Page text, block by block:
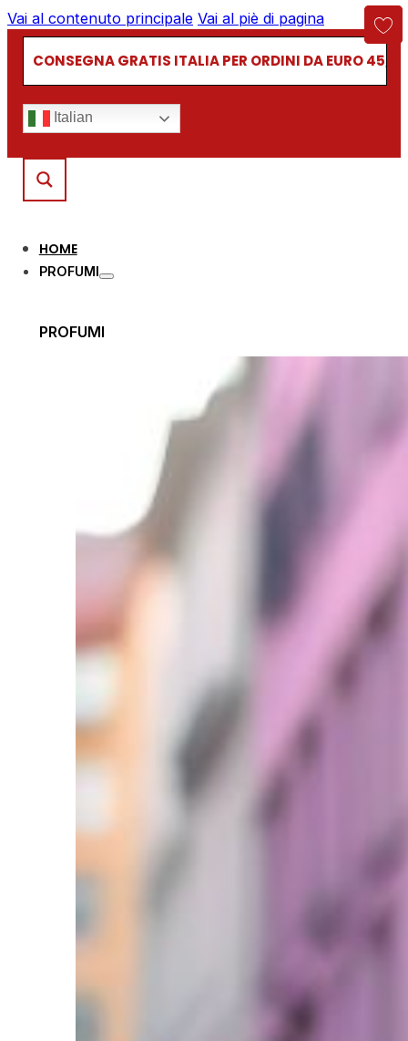
Vai al contenuto principale Vai al piè di pagina
CONSEGNA GRATIS ITALIA PER ORDINI DA EURO
Italian
HOME
PROFUMI
PROFUMI